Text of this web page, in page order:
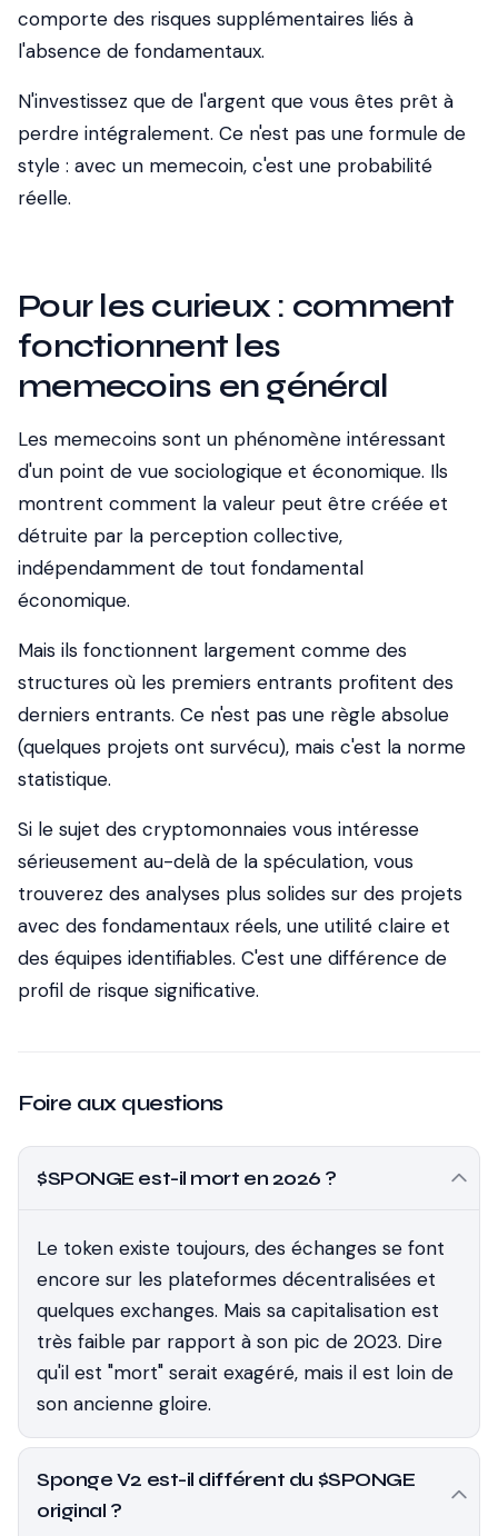
comporte des risques supplémentaires liés à
l'absence de fondamentaux.
N'investissez que de l'argent que vous êtes prêt à
perdre intégralement. Ce n'est pas une formule de
style : avec un memecoin, c'est une probabilité
réelle.
Pour les curieux : comment
fonctionnent les
memecoins en général
Les memecoins sont un phénomène intéressant
d'un point de vue sociologique et économique. Ils
montrent comment la valeur peut être créée et
détruite par la perception collective,
indépendamment de tout fondamental
économique.
Mais ils fonctionnent largement comme des
structures où les premiers entrants profitent des
derniers entrants. Ce n'est pas une règle absolue
(quelques projets ont survécu), mais c'est la norme
statistique.
Si le sujet des cryptomonnaies vous intéresse
sérieusement au-delà de la spéculation, vous
trouverez des analyses plus solides sur des projets
avec des fondamentaux réels, une utilité claire et
des équipes identifiables. C'est une différence de
profil de risque significative.
Foire aux questions
$SPONGE est-il mort en 2026 ?
Le token existe toujours, des échanges se font
encore sur les plateformes décentralisées et
quelques exchanges. Mais sa capitalisation est
très faible par rapport à son pic de 2023. Dire
qu'il est "mort" serait exagéré, mais il est loin de
son ancienne gloire.
Sponge V2 est-il différent du $SPONGE
original ?